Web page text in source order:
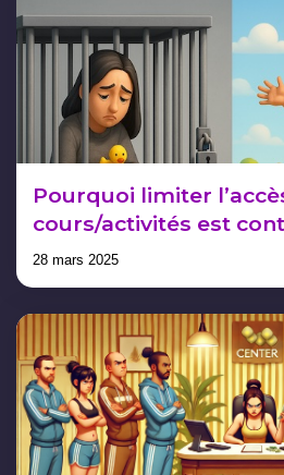
Pourquoi limiter
cours/activités est
28 mars 2025